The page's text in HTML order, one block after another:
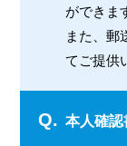
ができま
また、郵
てご提供
Q. 本人確認